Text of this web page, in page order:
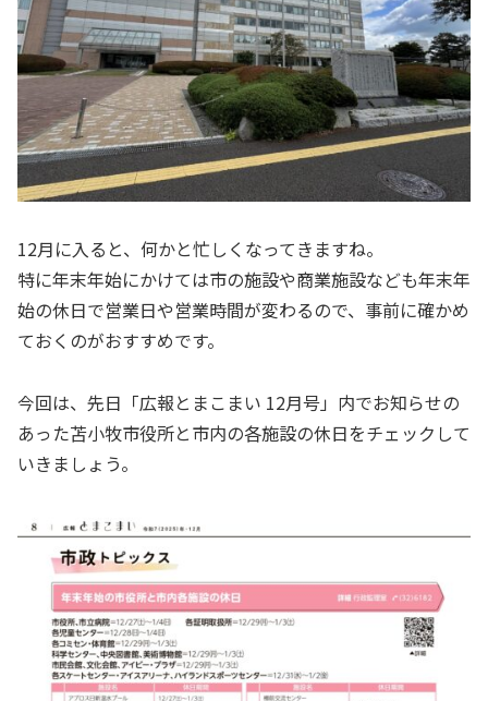
12月に入ると、何かと忙しくなってきますね。
特に年末年始にかけては市の施設や商業施設なども年末年
始の休日で営業日や営業時間が変わるので、事前に確かめ
ておくのがおすすめです。
今回は、先日「広報とまこまい 12月号」内でお知らせの
あった苫小牧市役所と市内の各施設の休日をチェックして
いきましょう。